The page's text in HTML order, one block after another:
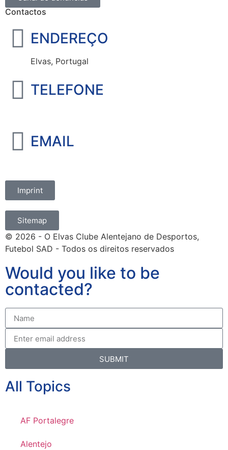
Contactos
ENDEREÇO
Elvas, Portugal
TELEFONE
EMAIL
Imprint
Sitemap
© 2026 - O Elvas Clube Alentejano de Desportos,
Futebol SAD - Todos os direitos reservados
Would you like to be
contacted?
SUBMIT
All Topics
AF Portalegre
Alentejo